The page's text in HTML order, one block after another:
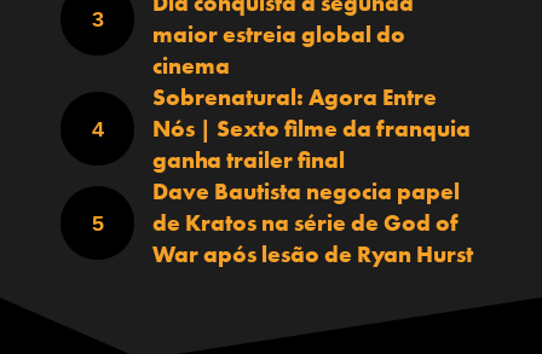
maior estreia global do
cinema
Sobrenatural: Agora Entre
Nós | Sexto filme da franquia
ganha trailer final
Dave Bautista negocia papel
de Kratos na série de God of
War após lesão de Ryan Hurst